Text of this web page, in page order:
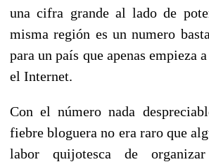
una cifra grande al lado de
misma región es un numero
para un país que apenas empieza
el Internet.
Con el número nada
fiebre bloguera no era raro que
labor quijotesca de